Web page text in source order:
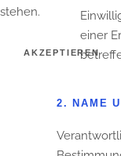
einer
2. NAME
stehen.
AKZEPTIEREN